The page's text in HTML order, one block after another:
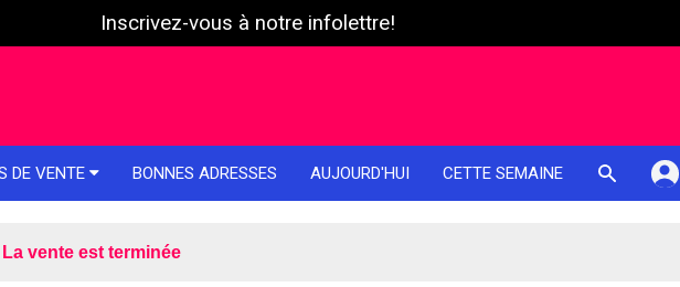
Inscrivez-vous à notre infolettre!
DE VENTE BONNES ADRESSES AUJOURD'HUI CETTE SEMAINE
La vente est terminée